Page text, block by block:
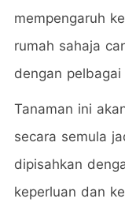
mempengaruh
rumah sahaja
dengan
Tanaman ini
secara semula
dipisahkan
keperluan dan